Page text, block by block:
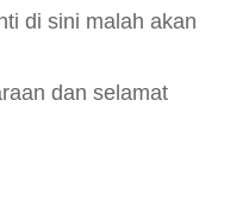
di sini malah akan
dan selamat